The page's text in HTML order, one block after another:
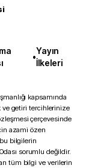
•
Yayın
İlkeleri
kapsamında
ve getiri tercihlerinize
çerçevesinde
azami özen
bilgilerin
sorumlu değildir.
tüm bilgi ve verilerin